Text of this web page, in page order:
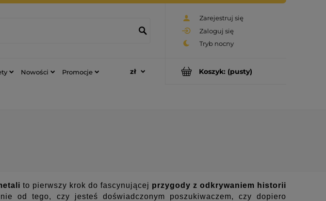
Zarejestruj się
Zaloguj się
Koszyk: (pusty)
Nowości Promocje
to pierwszy krok do fascynującej przygody z odkrywaniem historii
od tego, czy jesteś doświadczonym poszukiwaczem, czy dopiero